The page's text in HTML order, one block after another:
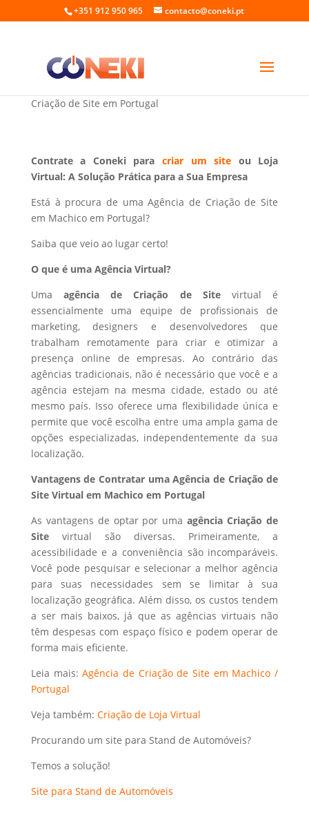
+351 912 950 965 contacto@coneki.pt
Criação de Site em Machico Portugal
Criação de Site em Portugal
Contrate a Coneki para criar um site ou Loja
Virtual: A Solução Prática para a Sua Empresa
Está à procura de uma Agência de Criação de Site
em Machico em Portugal?
Saiba que veio ao lugar certo!
O que é uma Agência Virtual?
Uma agência de Criação de Site virtual é
essencialmente uma equipe de profissionais de
marketing, designers e desenvolvedores que
trabalham remotamente para criar e otimizar a
presença online de empresas. Ao contrário das
agências tradicionais, não é necessário que você e a
agência estejam na mesma cidade, estado ou até
mesmo país. Isso oferece uma flexibilidade única e
permite que você escolha entre uma ampla gama de
opções especializadas, independentemente da sua
localização.
Vantagens de Contratar uma Agência de Criação de
Site Virtual em Machico em Portugal
As vantagens de optar por umaagência Criação de
Sitevirtual são diversas. Primeiramente, a
acessibilidade e a conveniência são incomparáveis.
Você pode pesquisar e selecionar a melhor agência
para suas necessidades sem se limitar à sua
localização geográfica. Além disso, os custos tendem
a ser mais baixos, já que as agências virtuais não
têm despesas com espaço físico e podem operar de
forma mais eficiente.
Leia mais:Agência de Criação de Site em Machico /
Portugal
Veja também: Criação de Loja Virtual
Procurando um site para Stand de Automóveis?
Temos a solução!
Site para Stand de Automóveis